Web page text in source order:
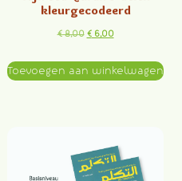
kleurgecodeerd
€8,00 €6,00
Toevoegen aan winkelwagen